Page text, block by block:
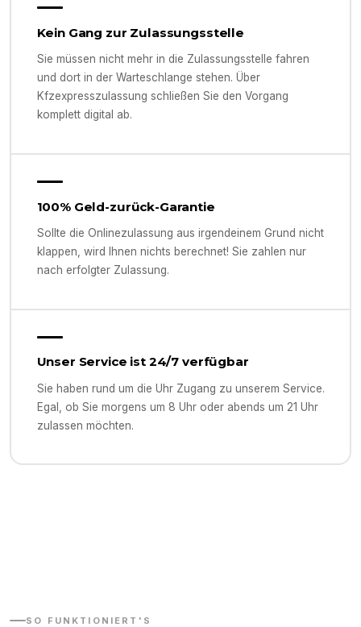
Kein Gang zur Zulassungsstelle
Sie müssen nicht mehr in die Zulassungsstelle fahren
und dort in der Warteschlange stehen. Über
Kfzexpresszulassung schließen Sie den Vorgang
komplett digital ab.
100% Geld-zurück-Garantie
Sollte die Onlinezulassung aus irgendeinem Grund nicht
klappen, wird Ihnen nichts berechnet! Sie zahlen nur
nach erfolgter Zulassung.
Unser Service ist 24/7 verfügbar
Sie haben rund um die Uhr Zugang zu unserem Service.
Egal, ob Sie morgens um 8 Uhr oder abends um 21 Uhr
zulassen möchten.
SO FUNKTIONIERT'S